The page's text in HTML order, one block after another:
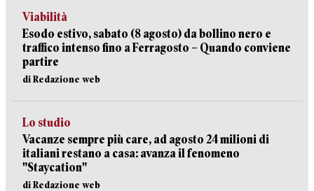
Viabilità
Esodo estivo, sabato (8 agosto) da bollino nero e
traffico intenso fino a Ferragosto – Quando conviene
partire
di Redazione web
Lo studio
Vacanze sempre più care, ad agosto 24 milioni di
italiani restano a casa: avanza il fenomeno
"Staycation"
di Redazione web